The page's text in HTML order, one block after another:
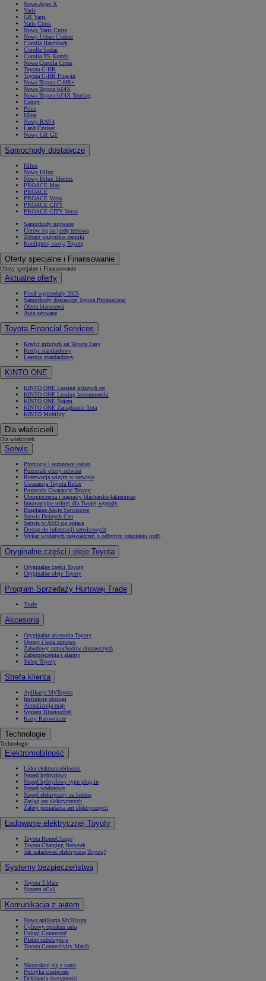
Nowe Aygo X
Yaris
GR Yaris
Yaris Cross
Nowy Yaris Cross
Nowy Urban Cruiser
Corolla Hatchback
Corolla Sedan
Corolla TS Kombi
Nowa Corolla Cross
Toyota C-HR
Toyota C-HR Plug-in
Nowa Toyota C-HR+
Nowa Toyota bZ4X
Nowa Toyota bZ4X Touring
Camry
Prius
Mirai
Nowy RAV4
Land Cruiser
Nowy GR GT
Samochody dostawcze
Hilux
Nowy Hilux
Nowy Hilux Electric
PROACE Max
PROACE
PROACE Verso
PROACE CITY
PROACE CITY Verso
Samochody używane
Umów się na jazdę testową
Zobacz wszystkie cenniki
Konfiguruj swoją Toyotę
Oferty specjalne i Finansowanie
Oferty specjalne i Finansowanie
Aktualne oferty
Finał wyprzedaży 2025
Samochody dostawcze Toyota Professional
Oferta biznesowa
Auta używane
Toyota Financial Services
Kredyt niższych rat Toyota Easy
Kredyt standardowy
Leasing standardowy
KINTO ONE
KINTO ONE Leasing niższych rat
KINTO ONE Leasing konsumencki
KINTO ONE Najem
KINTO ONE Zarządzanie flotą
KINTO Mobility
Dla właścicieli
Dla właścicieli
Serwis
Promocje i sezonowe usługi
Pozostałe oferty serwisu
Rezerwacja wizyty w serwisie
Gwarancja Toyota Relax
Pozostałe Gwarancje Toyoty
Ubezpieczenia i naprawy blacharsko-lakiernicze
Innowacyjne usługi dla Twojej wygody
Bezpłatne Akcje Serwisowe
Serwis Dobrych Cen
Serwis w ASO się opłaca
Dostęp do informacji serwisowych
Wykaz wydanych zaświadczeń o odbytym szkoleniu (pdf)
Oryginalne części i oleje Toyota
Oryginalne części Toyoty
Oryginalne oleje Toyoty
Program Sprzedaży Hurtowej Trade
Trade
Akcesoria
Oryginalne akcesoria Toyoty
Opony i koła zimowe
Zabudowy samochodów dostawczych
Zabezpieczenia i alarmy
Sklep Toyoty
Strefa klienta
Aplikacja MyToyota
Instrukcje obsługi
Aktualizacja map
System Bluetooth®
Karty Ratownicze
Technologie
Technologie
Elektromobilność
Lider elektromobilności
Napęd hybrydowy
Napęd hybrydowy typu plug-in
Napęd wodorowy
Napęd elektryczny na baterię
Zasięg aut elektrycznych
Zalety posiadania aut elektrycznych
Ładowanie elektrycznej Toyoty
Toyota HomeCharge
Toyota Charging Network
Jak naładować elektryczną Toyotę?
Systemy bezpieczeństwa
Toyota T-Mate
System eCall
Komunikacja z autem
Nowa aplikacja MyToyota
Cyfrowy opiekun auta
Usługi Connected
Płatne subskrypcje
Toyota Connectivity Match
Skontaktuj się z nami
Polityka ciasteczek
Deklaracja dostępności